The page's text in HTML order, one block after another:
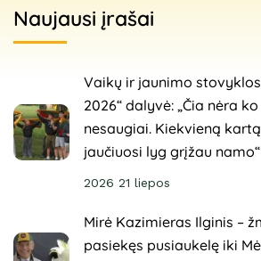
Naujausi įrašai
Vaikų ir jaunimo
2026“ dalyvė: „Čia nėra
nesaugiai. Kiekvieną
jaučiuosi lyg grįžau namo“
2026 21 liepos
Mirė Kazimieras Ilginis –
pasiekęs pusiaukelę iki